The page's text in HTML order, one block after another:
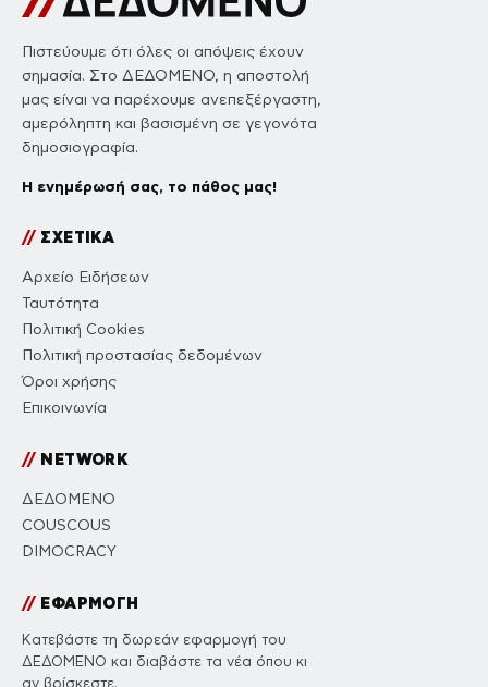
Πιστεύουμε ότι όλες οι απόψεις έχουν
σημασία. Στο ΔΕΔΟΜΕΝΟ, η αποστολή
μας είναι να παρέχουμε ανεπεξέργαστη,
αμερόληπτη και βασισμένη σε γεγονότα
δημοσιογραφία.
Η ενημέρωσή σας, το πάθος μας!
//ΣΧΕΤΙΚΑ
Αρχείο Ειδήσεων
Ταυτότητα
Πολιτική Cookies
Πολιτική προστασίας δεδομένων
Όροι χρήσης
Επικοινωνία
//NETWORK
ΔΕΔΟΜΕΝΟ
COUSCOUS
DIMOCRACY
//ΕΦΑΡΜΟΓΗ
Κατεβάστε τη δωρεάν εφαρμογή του
ΔΕΔΟΜΕΝΟ και διαβάστε τα νέα όπου κι
αν βρίσκεστε.